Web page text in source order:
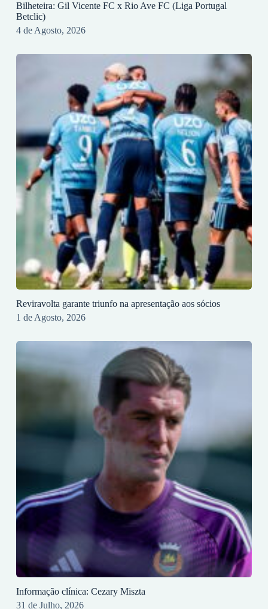
Bilheteira: Gil Vicente FC x Rio Ave FC (Liga Portugal
Betclic)
4 de Agosto, 2026
Reviravolta garante triunfo na apresentação aos sócios
1 de Agosto, 2026
Informação clínica: Cezary Miszta
31 de Julho, 2026